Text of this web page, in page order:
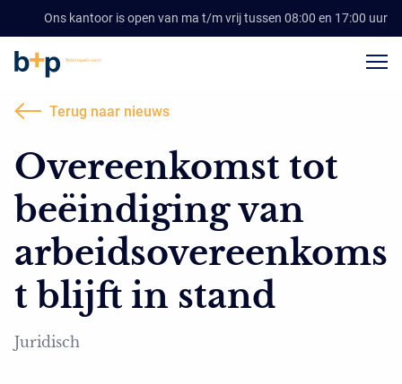
Ons kantoor is open van ma t/m vrij tussen 08:00 en 17:00 uur
Terug naar nieuws
Overeenkomst tot
beëindiging van
arbeidsovereenkoms
t blijft in stand
Juridisch